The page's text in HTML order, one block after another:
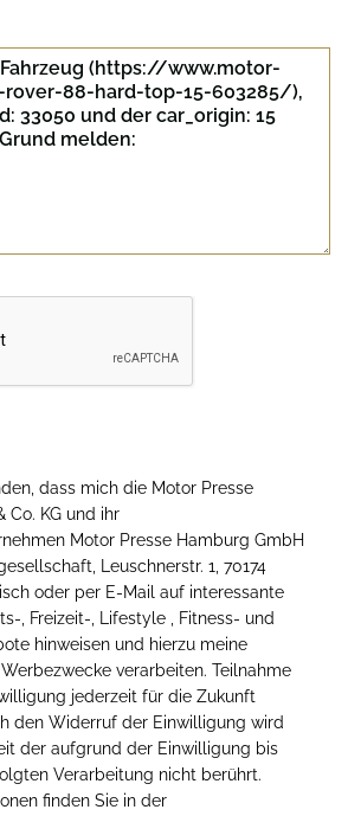
dass mich die Motor Presse
Co. KG und ihr
Motor Presse Hamburg GmbH
Leuschnerstr. 1, 70174
oder per E-Mail auf interessante
, Freizeit-, Lifestyle , Fitness- und
hinweisen und hierzu meine
verarbeiten. Teilnahme
jederzeit für die Zukunft
den Widerruf der Einwilligung wird
der aufgrund der Einwilligung bis
Verarbeitung nicht berührt.
finden Sie in der